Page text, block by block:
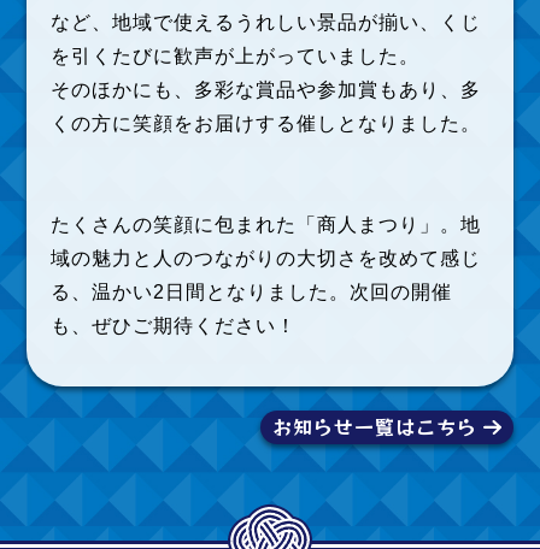
など、地域で使えるうれしい景品が揃い、くじ
を引くたびに歓声が上がっていました。
そのほかにも、多彩な賞品や参加賞もあり、多
くの方に笑顔をお届けする催しとなりました。
たくさんの笑顔に包まれた「商人まつり」。地
域の魅力と人のつながりの大切さを改めて感じ
る、温かい2日間となりました。次回の開催
も、ぜひご期待ください！
お知らせ一覧はこちら